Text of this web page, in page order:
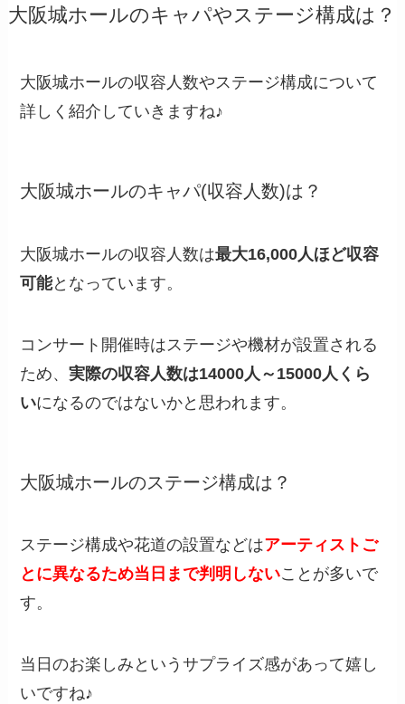
大阪城ホールのキャパやステージ構成は？
大阪城ホールの収容人数やステージ構成について
詳しく紹介していきますね♪
大阪城ホールのキャパ(収容人数)は？
大阪城ホールの収容人数は最大16,000人ほど収容
可能となっています。
コンサート開催時はステージや機材が設置される
ため、実際の収容人数は14000人～15000人くら
いになるのではないかと思われます。
大阪城ホールのステージ構成は？
ステージ構成や花道の設置などはアーティストご
とに異なるため当日まで判明しないことが多いで
す。
当日のお楽しみというサプライズ感があって嬉し
いですね♪